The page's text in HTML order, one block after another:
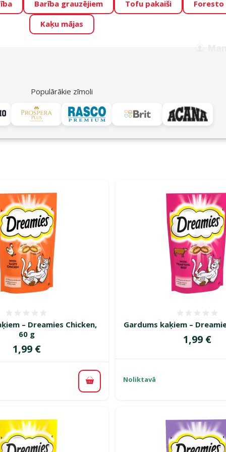
Zoo piedāvā lieliskas cenas mīluļu TOP barībām! 🍖 →
ŪSAIŅI”! Varbūt tieši Tavs mīlulis būs 2027. gada
Barība grauzējiem Tofu pakaiši
Foresto
Kaķu mājas
Populārākie zīmoli
Akciju piedāvājumi
Dreamies
kaķu gardumi ir lielisks veids, kā palutināt savu mīluli.
– Dreamies Chicken,
60 g
Cena
1,99 €
Pievienot grozam
Gardums kaķiem –
Cena
1,99 €
Noliktavā